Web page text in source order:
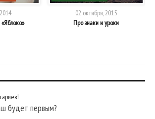
02 октября, 2015
Про знаки и уроки
будет первым?